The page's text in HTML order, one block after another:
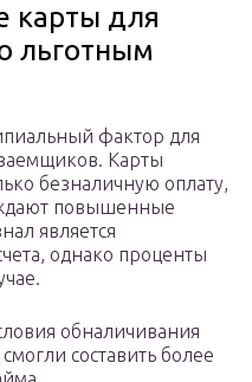
карты для
льготным
фактор для
Карты
безналичную оплату,
повышенные
является
однако проценты
обналичивания
составить более